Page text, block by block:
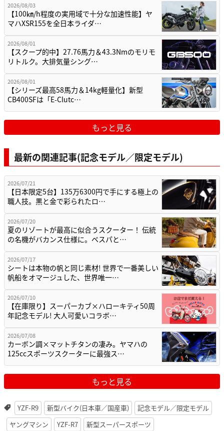
2026/08/03
【100㎞/h程度の実用域で十分な加速性能】ヤ
マハXSR155を全日本ライダ…
2026/08/01
【スクープ的中】27.76馬力＆43.3Nmのモリモ
リトルク。大排気量シング…
2026/08/01
【シリーズ最高58馬力＆14kg軽量化】新型
CB400SFは「E-Clutc…
もっと見る
最新の関連記事(記念モデル／限定モデル)
2026/07/21
【日本限定5台】135万6300円で手にする極上の
職人技。黒と金で彩られたロ…
2026/07/20
夏のリゾートが最高に似合うスクーター！ 伝統
の名機がバカンス仕様に。ベスパと…
2026/07/17
シートは本物の帆と同じ素材! 世界で一番美しい
帆船をオマージュした、世界唯一…
2026/07/10
【在庫限り】スーパーカブ×ハローキティ50周
年記念モデル! 大人可愛いコラボ…
2026/07/08
カーボン調×マットチタンの凄み。ヤマハの
125ccスポーツスクーターに最強ス…
もっと見る
YZF-R9 新型バイク(日本車／国産車)
記念モデル／限定モデル
ヤングマシン
YZF-R7
新型スーパースポーツ